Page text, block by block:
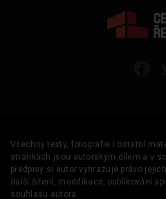
Všechny texty, fotografie i ostatní
stránkách jsou autorským dílem a v
předpisy si autor vyhrazuje právo
další šíření, modifikace, publikování
souhlasu autora.